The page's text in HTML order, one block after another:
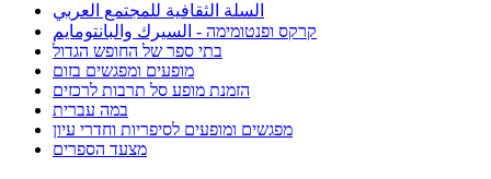
السلة الثقافية للمجتمع العربي
קרקס ופנטומימה - السيرك والبانتومايم
בתי ספר של החופש הגדול
מופעים ומפגשים בזום
הזמנת מופע סל תרבות לרכזים
במה עברית
מפגשים ומופעים לסיפריות וחדרי עיון
מצעד הספרים